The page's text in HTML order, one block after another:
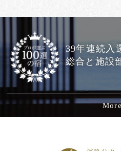
39年連続
総合と施設